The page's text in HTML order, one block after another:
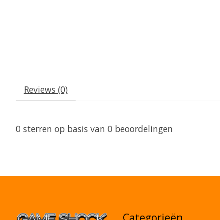
Reviews (0)
0 sterren op basis van 0 beoordelingen